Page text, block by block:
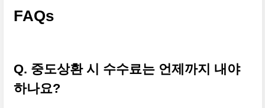
FAQs
Q. 중도상환 시 수수료는 언제까지 내야
하나요?